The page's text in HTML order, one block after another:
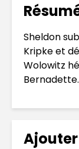
Sheldon
Kripke et
Wolowitz
Bernadette.